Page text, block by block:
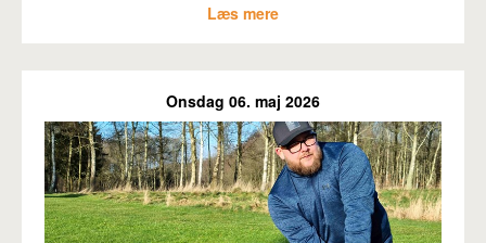
Læs mere
Onsdag 06. maj 2026